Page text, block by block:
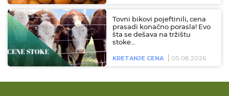
Tovni bikovi pojeftinili, cena
prasadi konačno porasla! Evo
šta se dešava na tržištu
stoke…
KRETANJE CENA 05.08.2026